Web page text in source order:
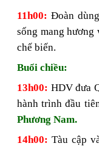
11h00: Đoàn
sống mang
chế biến.
Buổi chiều:
13h00: HDV đưa
hành trình đầu
Phương Nam.
14h00: Tàu cập